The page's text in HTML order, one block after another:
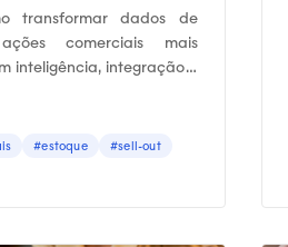
transformar dados de
comerciais mais
inteligência, integração e
#estoque
#sell-out